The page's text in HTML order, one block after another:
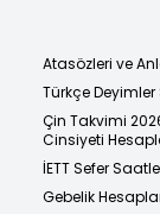
Atasözleri ve
Türkçe
Çin Takvimi
Cinsiyeti
İETT Sefer
Gebelik